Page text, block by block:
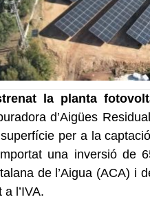
la planta
d’Aigües
per a la
una inversió de
de l’Aigua (ACA) i
l’IVA.